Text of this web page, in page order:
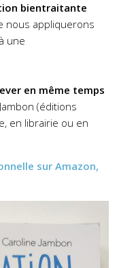
bientraitante
nous appliquerons
une
en même temps
(éditions
en librairie ou en
sur Amazon,